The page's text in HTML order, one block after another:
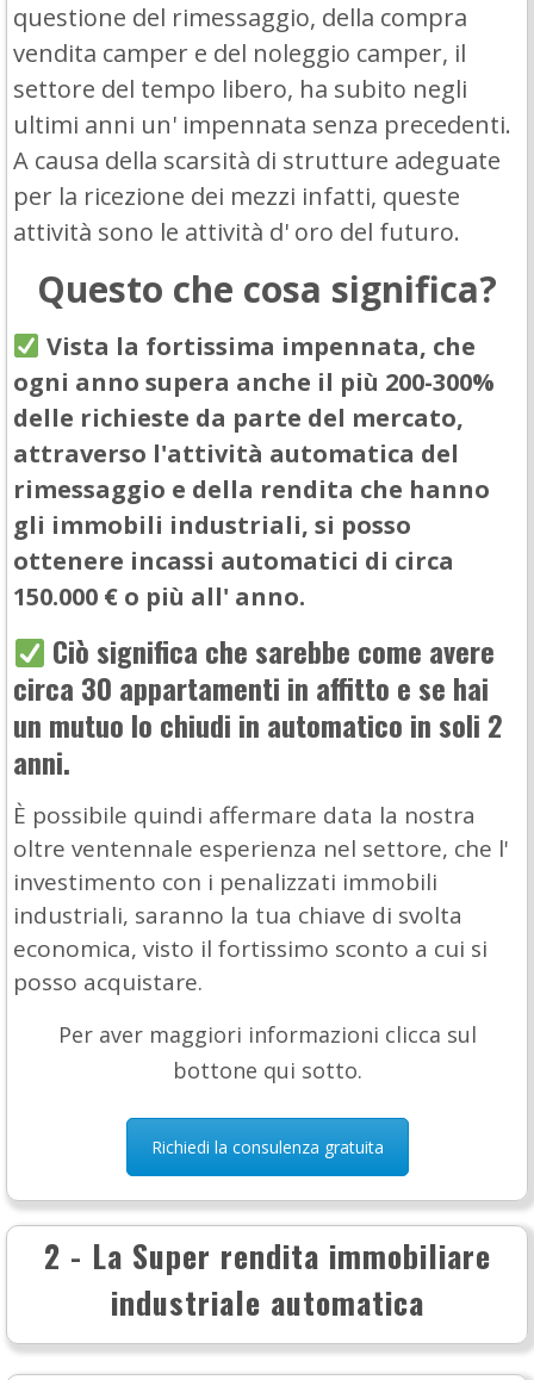
questione del rimessaggio, della compra
vendita camper e del noleggio camper, il
settore del tempo libero, ha subito negli
ultimi anni un' impennata senza precedenti.
A causa della scarsità di strutture adeguate
per la ricezione dei mezzi infatti, queste
attività sono le attività d' oro del futuro.
Questo che cosa significa?
Vista la fortissima impennata, che
ogni anno supera anche il più 200-300%
delle richieste da parte del mercato,
attraverso l'attività automatica del
rimessaggio e della rendita che hanno
gli immobili industriali, si posso
ottenere incassi automatici di circa
150.000 € o più all' anno.
Ciò significa che sarebbe come avere
circa 30 appartamenti in affitto e se hai
un mutuo lo chiudi in automatico in soli 2
anni.
È possibile quindi affermare data la nostra
oltre ventennale esperienza nel settore, che l'
investimento con i penalizzati immobili
industriali, saranno la tua chiave di svolta
economica, visto il fortissimo sconto a cui si
posso acquistare.
Per aver maggiori informazioni clicca sul
bottone qui sotto.
Richiedi la consulenza gratuita
2 - La Super rendita immobiliare
industriale automatica